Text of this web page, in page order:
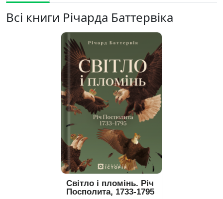
Всі книги Річарда Баттервіка
Світло і пломінь. Річ
Посполита, 1733-1795